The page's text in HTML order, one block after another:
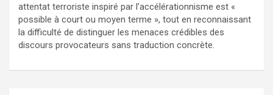
attentat terroriste inspiré par l’accélérationnisme est «
possible à court ou moyen terme », tout en reconnaissant
la difficulté de distinguer les menaces crédibles des
discours provocateurs sans traduction concrète.